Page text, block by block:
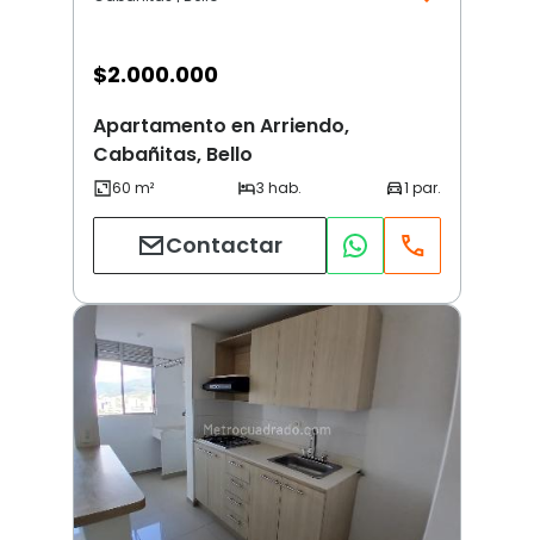
$2.000.000
Apartamento en Arriendo,
Cabañitas, Bello
Contactar